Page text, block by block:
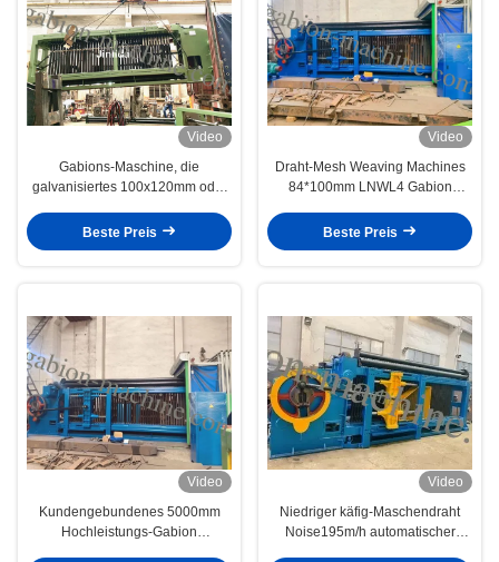
Video
Gabions-Maschine, die
galvanisiertes 100x120mm oder
sechseckigen Maschendraht
Beste Preis
Video
Draht-Mesh Weaving Machines
84*100mm LNWL4 Gabion
Schutz
Beste Preis
Video
Kundengebundenes 5000mm
Hochleistungs-Gabion
Video
Niedriger käfig-Maschendraht
Noise195m/h automatischer